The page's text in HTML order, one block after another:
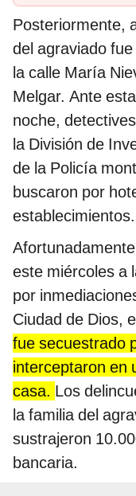
Posteriormente,
del agraviado
la calle María
Melgar. Ante
noche,
la División de
de la Policía
buscaron por
establecimientos.
este miércoles a
por
Ciudad de Dios,
fue secuestrado
interceptaron en
casa. Los
la familia del
sustrajeron
bancaria.